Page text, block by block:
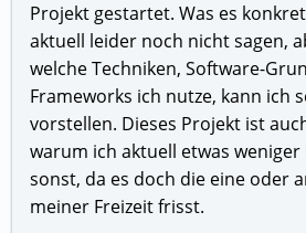
Projekt gestartet. Was es
aktuell leider noch nicht sagen,
welche Techniken, Software-
Frameworks ich nutze, kann ich
vorstellen. Dieses Projekt ist
warum ich aktuell etwas weniger
sonst, da es doch die eine oder
meiner Freizeit frisst.